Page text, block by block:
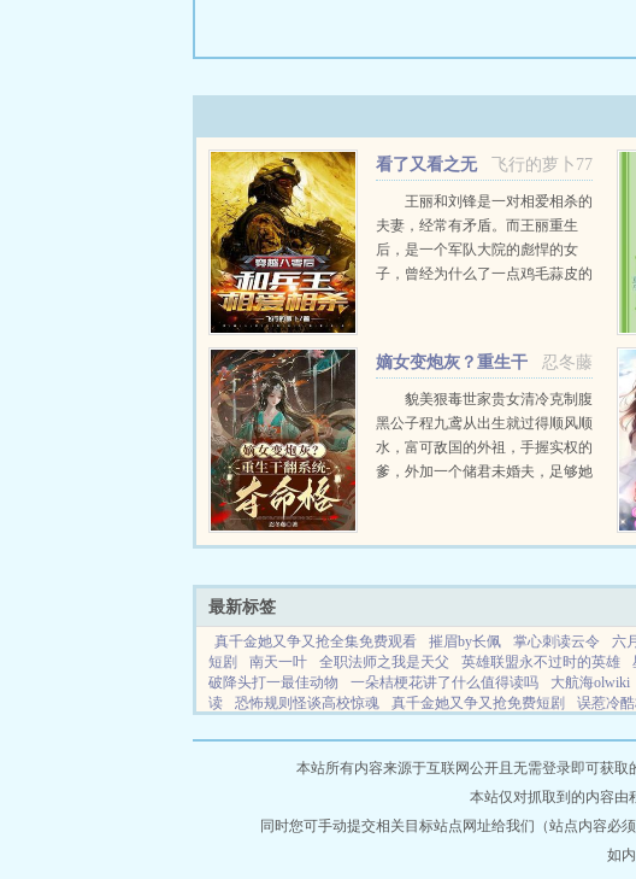
飞行的萝卜77
看了又看之无
限惊悚王丽和刘锋是一对相爱相杀的
夫妻，经常有矛盾。而王丽重生
后，是一个军队大院的彪悍的女
子，曾经为什么了一点鸡毛蒜皮的
多的成绩，让刘锋对这个妻子又
忍冬藤
嫡女变炮灰？重生干
翻系统夺命格
貌美狠毒世家贵女清冷克制腹
黑公子程九鸢从出生就过得顺风顺
水，富可敌国的外祖，手握实权的
爹，外加一个储君未婚夫，足够她
刻，她才知这一切皆是所谓亲人和
最新标签
真千金她又争又抢全集免费观看 摧眉by长佩 掌心刺读云令 六
短剧
南天一叶 全职法师之我是天父 英雄联盟永不过时的英雄
破降头打一最佳动物
一朵桔梗花讲了什么值得读吗 大航海olwiki
读
恐怖规则怪谈高校惊魂 真千金她又争又抢免费短剧 误惹冷
师侄问道心全文免费阅读
重回80打猎也是一种生活 出狱电影视
十年情思终成空茧 上饶市发布大风黄色预警 我爱上一
禁止呲牙古言txt 当代风水大师
免费观看
夏仙女 刚退役就和逃婚的大小姐同居 缠情绵爱目录
重生之
课上喷泉
本站所有内容来源于互联网公开且无需登录即可获取
本站仅对抓取到的内容由
同时您可手动提交相关目标站点网址给我们（站点内容必
如